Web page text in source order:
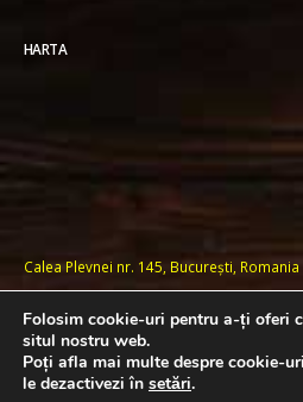
HARTA
Calea Plevnei nr. 145, București, Romania
Copyright 2023-2026 © ROMPAN | Powered
Folosim cookie-uri pentru a-ți oferi
situl nostru web.
Poți afla mai multe despre cookie-
le dezactivezi în setări.